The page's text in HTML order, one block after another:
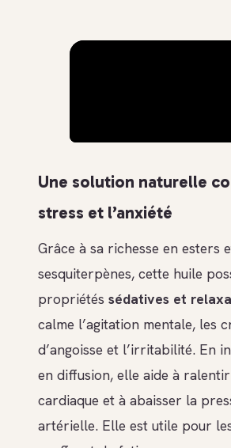
Une solution naturelle
stress et l’anxiété
Grâce à sa richesse en esters
sesquiterpènes, cette huile
propriétés sédatives et
calme l’agitation mentale, les
d’angoisse et l’irritabilité. En
en diffusion, elle aide à
cardiaque et à abaisser la
artérielle. Elle est utile pour